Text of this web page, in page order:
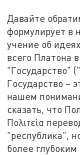
Давайте
формулирует в
учение об
всего Платона
"Государство"
Государство –
нашем
сказать, что
Πολιτεία
"республика",
более